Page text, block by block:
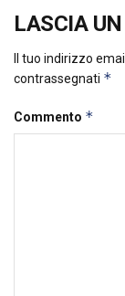
LASCIA
Il tuo indirizzo
contrassegnati *
Commento *